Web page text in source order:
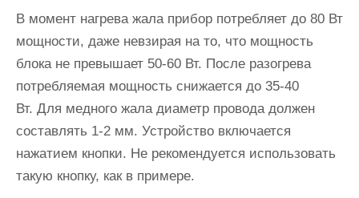
В момент нагрева жала прибор потребляет до 80 Вт
мощности, даже невзирая на то, что мощность
блока не превышает 50-60 Вт. После разогрева
потребляемая мощность снижается до 35-40
Вт. Для медного жала диаметр провода должен
составлять 1-2 мм. Устройство включается
нажатием кнопки. Не рекомендуется использовать
такую кнопку, как в примере.